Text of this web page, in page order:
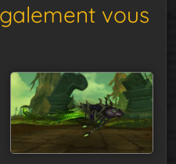
vous